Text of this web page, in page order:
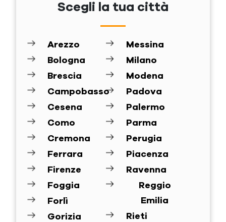
Scegli la tua città
Arezzo
Bologna
Brescia
Campobasso
Cesena
Como
Cremona
Ferrara
Firenze
Foggia
Forlì
Gorizia
Messina
Milano
Modena
Padova
Palermo
Parma
Perugia
Piacenza
Ravenna
Reggio
Emilia
Rieti